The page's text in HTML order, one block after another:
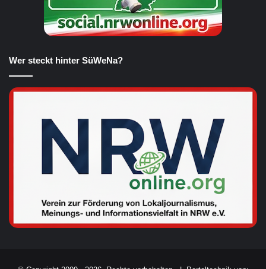
Wer steckt hinter SüWeNa?